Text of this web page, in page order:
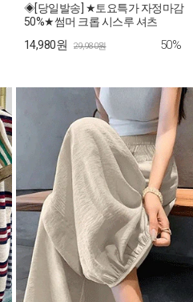
◈[당일발송] ★토요특가 자정마감
50%★썸머 크롭 시스루 셔츠
14,980원 29,980원 50%